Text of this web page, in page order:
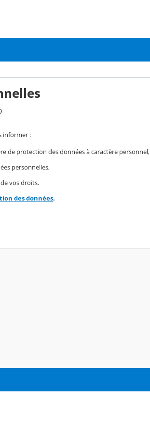
informer :
de protection des données à caractère personnel,
personnelles,
vos droits.
des données.